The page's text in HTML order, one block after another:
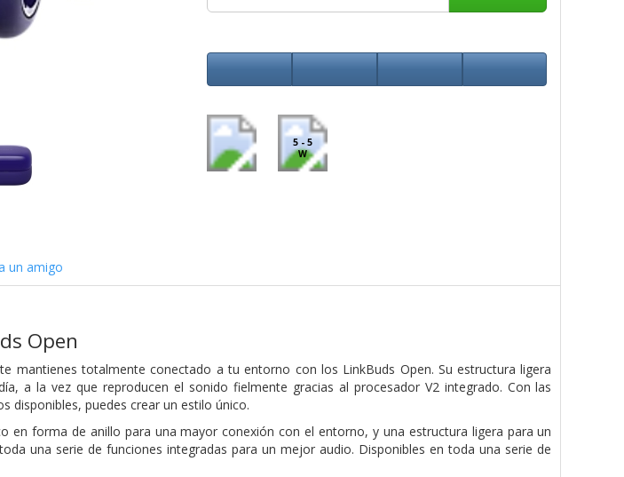
5 - 5
W
un amigo
Open
mantienes totalmente conectado a tu entorno con los LinkBuds Open. Su estructura ligera
a la vez que reproducen el sonido fielmente gracias al procesador V2 integrado. Con las
disponibles, puedes crear un estilo único.
en forma de anillo para una mayor conexión con el entorno, y una estructura ligera para un
una serie de funciones integradas para un mejor audio. Disponibles en toda una serie de